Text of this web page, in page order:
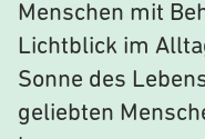
Menschen mit
Lichtblick im
Sonne des
geliebten